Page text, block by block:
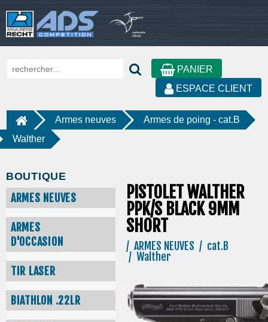
PANIER
ESPACE CLIENT
Armes neuves
Armes de poing - cat.B
Walther
BOUTIQUE
ARMES NEUVES
ARMES
D'OCCASION
TIR LASER
BIATHLON .22LR
PISTOLET WALTHER
PPK/S BLACK 9MM
SHORT
/ ARMES NEUVES / cat.B
/ Walther